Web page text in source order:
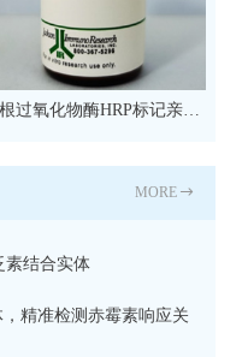
过氧化物酶HRP标记亲和
抗 现货
MORE
素结合实体
量药物筛选和TR-FRET
精准检测赤霉素响应关